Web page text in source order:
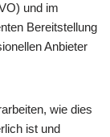
und im
Bereitstellung
Anbieter
wie dies
ist und